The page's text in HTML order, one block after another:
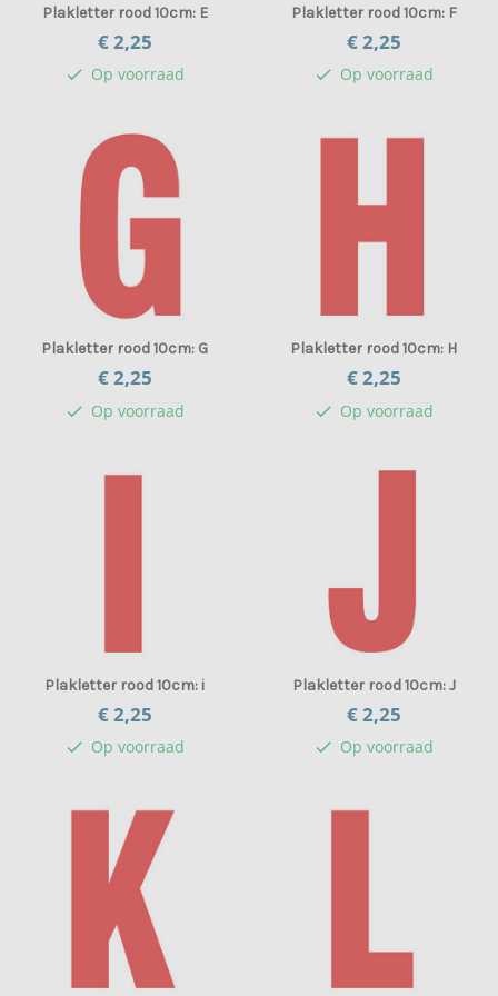
Plakletter rood 10cm: E
€ 2,25
check Op voorraad
Plakletter rood 10cm: F
€ 2,25
check Op voorraad
Plakletter rood 10cm: G
€ 2,25
check Op voorraad
Plakletter rood 10cm: H
€ 2,25
check Op voorraad
Plakletter rood 10cm: i
€ 2,25
check Op voorraad
Plakletter rood 10cm: J
€ 2,25
check Op voorraad